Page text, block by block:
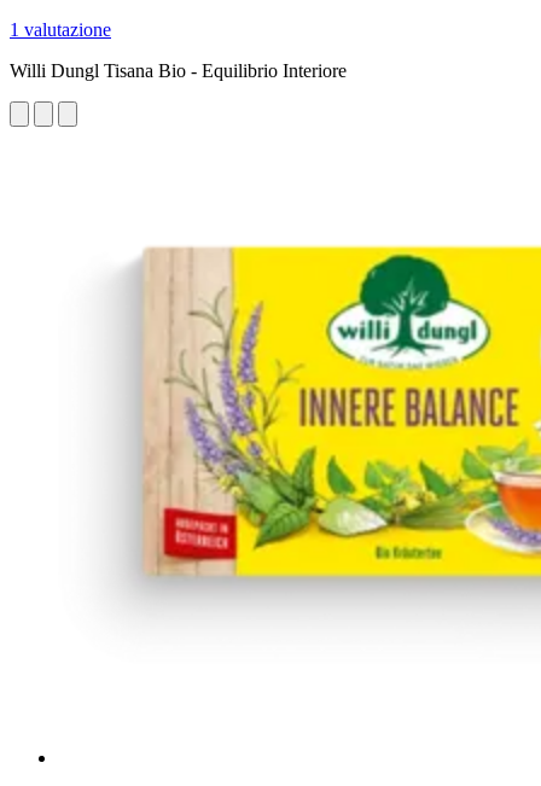
1 valutazione
Willi Dungl Tisana Bio - Equilibrio Interiore